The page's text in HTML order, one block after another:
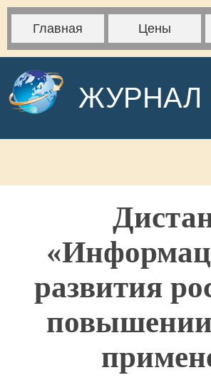
Главная Цены
ЖУРНАЛ
развития
повышении